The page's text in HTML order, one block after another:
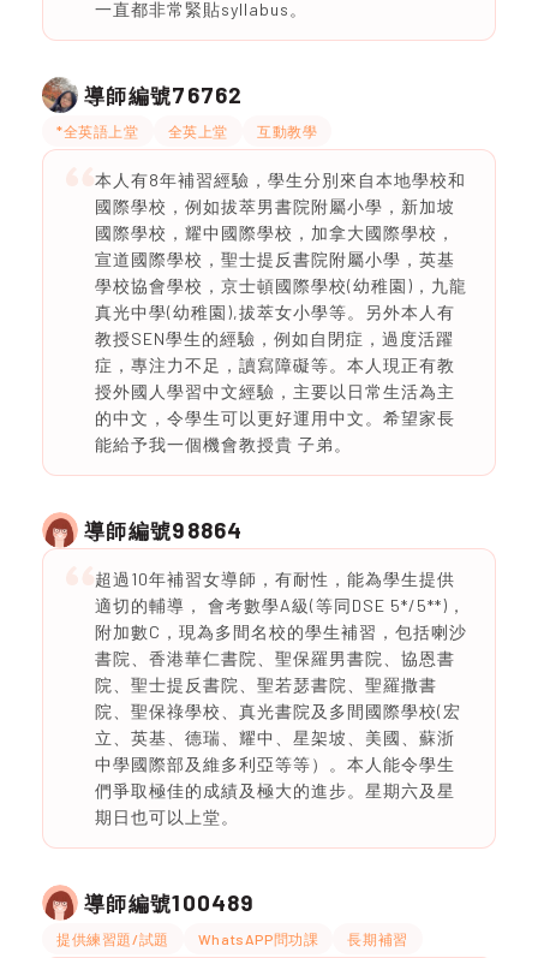
一直都非常緊貼syllabus。
導師編號76762
*全英語上堂 全英上堂 互動教學
本人有8年補習經驗，學生分別來自本地學校和
國際學校，例如拔萃男書院附屬小學，新加坡
國際學校，耀中國際學校，加拿大國際學校，
宣道國際學校，聖士提反書院附屬小學，英基
學校協會學校，京士頓國際學校(幼稚園)，九龍
真光中學(幼稚園),拔萃女小學等。另外本人有
教授SEN學生的經驗，例如自閉症，過度活躍
症，專注力不足，讀寫障礙等。本人現正有教
授外國人學習中文經驗，主要以日常生活為主
的中文，令學生可以更好運用中文。希望家長
能給予我一個機會教授貴 子弟。
導師編號98864
超過10年補習女導師，有耐性，能為學生提供
適切的輔導， 會考數學A級(等同DSE 5*/5**)，
附加數C，現為多間名校的學生補習，包括喇沙
書院、香港華仁書院、聖保羅男書院、協恩書
院、聖士提反書院、聖若瑟書院、聖羅撒書
院、聖保祿學校、真光書院及多間國際學校(宏
立、英基、德瑞、耀中、星架坡、美國、蘇浙
中學國際部及維多利亞等等）。本人能令學生
們爭取極佳的成績及極大的進步。星期六及星
期日也可以上堂。
導師編號100489
提供練習題/試題 WhatsAPP問功課 長期補習